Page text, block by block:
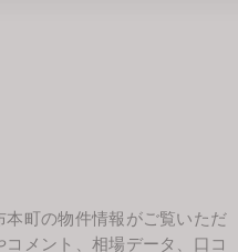
町の物件情報がご覧いただ
メント、相場データ、口コ